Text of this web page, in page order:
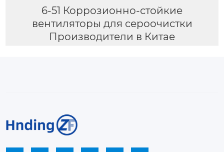
6-51 Коррозионно-стойкие
вентиляторы для сероочистки
Производители в Китае